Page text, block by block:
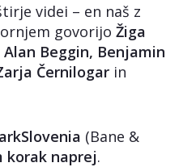
videi – en naš z
govorijo Žiga
Alan Beggin, Benjamin
Černilogar in
(Bane &
korak naprej.